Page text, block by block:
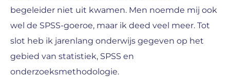
begeleider niet uit kwamen. Men noemde mij ook
wel de SPSS-goeroe, maar ik deed veel meer. Tot
slot heb ik jarenlang onderwijs gegeven op het
gebied van statistiek, SPSS en
onderzoeksmethodologie.